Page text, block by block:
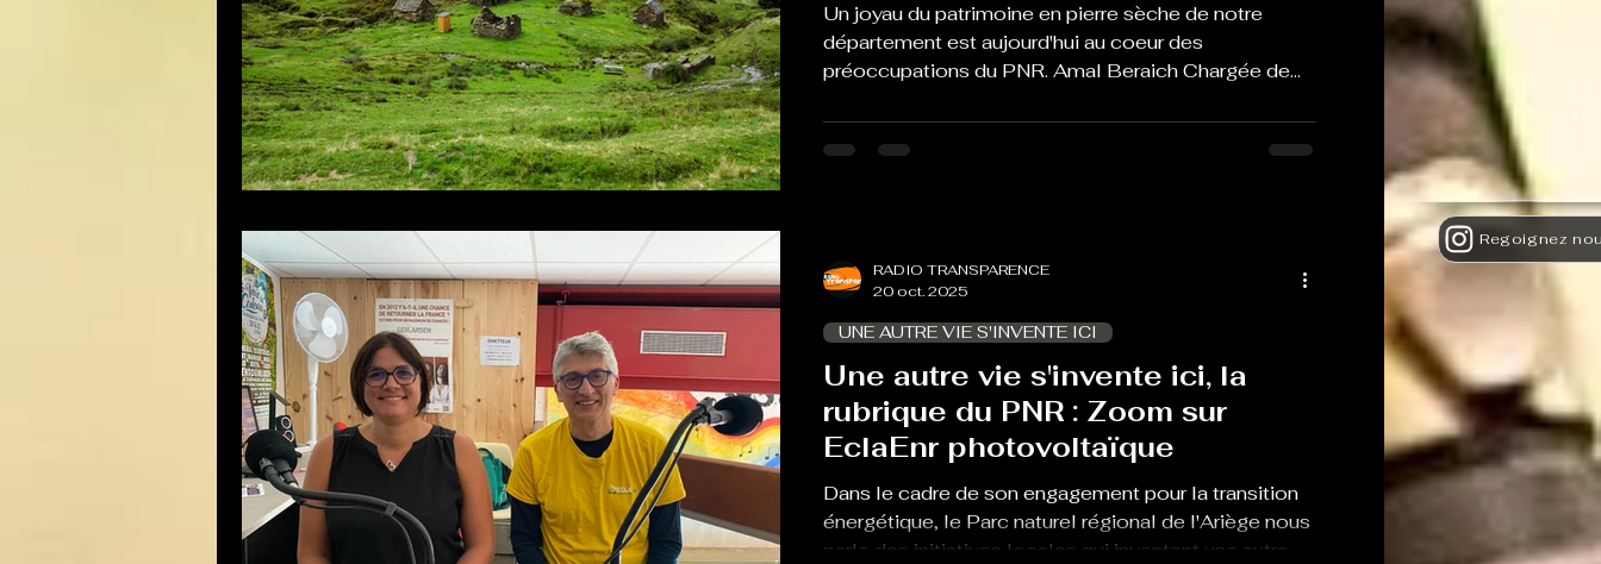
Un joyau du patrimoine en pierre sèche de notre
département est aujourd'hui au coeur des
préoccupations du PNR. Amal Beraich Chargée de
hautement patrimonial
Une autre vie s'invente ici, la
rubrique du PNR : Zoom sur
EclaEnr photovoltaïque
Dans le cadre de son engagement pour la transition
énergétique, le Parc naturel régional de l'Ariège nous
parle des initiatives locales qui inventent une autre
UNE AUTRE VIE S'INVENTE ICI
RADIO TRANSPARENCE
20 oct. 2025